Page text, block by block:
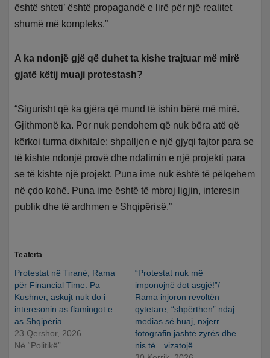
është shteti’ është propagandë e lirë për një realitet
shumë më kompleks.”
A ka ndonjë gjë që duhet ta kishe trajtuar më mirë
gjatë këtij muaji protestash?
“Sigurisht që ka gjëra që mund të ishin bërë më mirë.
Gjithmonë ka. Por nuk pendohem që nuk bëra atë që
kërkoi turma dixhitale: shpalljen e një gjyqi fajtor para se
të kishte ndonjë provë dhe ndalimin e një projekti para
se të kishte një projekt. Puna ime nuk është të pëlqehem
në çdo kohë. Puna ime është të mbroj ligjin, interesin
publik dhe të ardhmen e Shqipërisë.”
Të afërta
Protestat në Tiranë, Rama
për Financial Time: Pa
Kushner, askujt nuk do i
interesonin as flamingot e
as Shqipëria
23 Qershor, 2026
Në “Politikë”
“Protestat nuk më
imponojnë dot asgjë!”/
Rama injoron revoltën
qytetare, “shpërthen” ndaj
medias së huaj, nxjerr
fotografin jashtë zyrës dhe
nis të…vizatojë